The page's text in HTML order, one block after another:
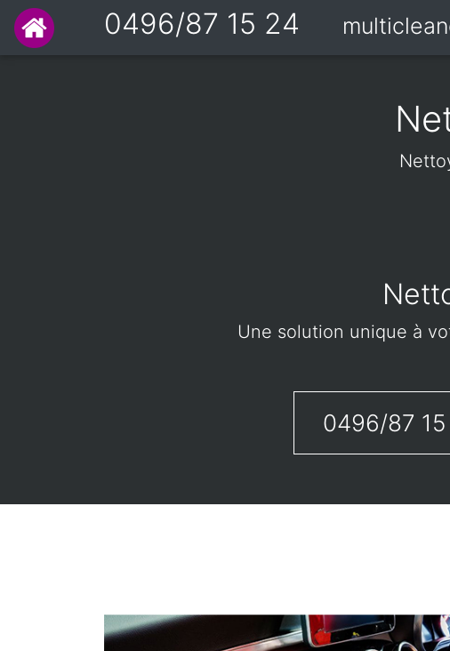
0496/87 15 24
Une solution unique à
0496/87